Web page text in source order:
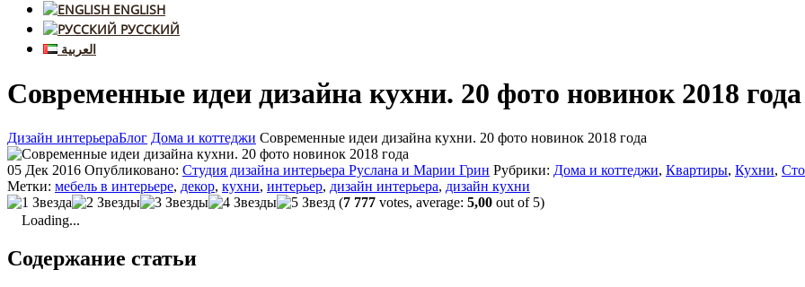
ENGLISH
РУССКИЙ
العربية
Современные идеи дизайна кухни. 20 фото новинок 2018 года
Дизайн интерьераБлог Дома и коттеджи Современные идеи дизайна кухни. 20 фото новинок 2018 года
05 Дек 2016 Опубликовано: Студия дизайна интерьера Руслана и Марии Грин Рубрики: Дома и коттеджи, Квартиры, Кухни,
Метки: мебель в интерьере, декор, кухни, интерьер, дизайн интерьера, дизайн кухни
(7 777 votes, average: 5,00 out of 5)
Loading...
Содержание статьи